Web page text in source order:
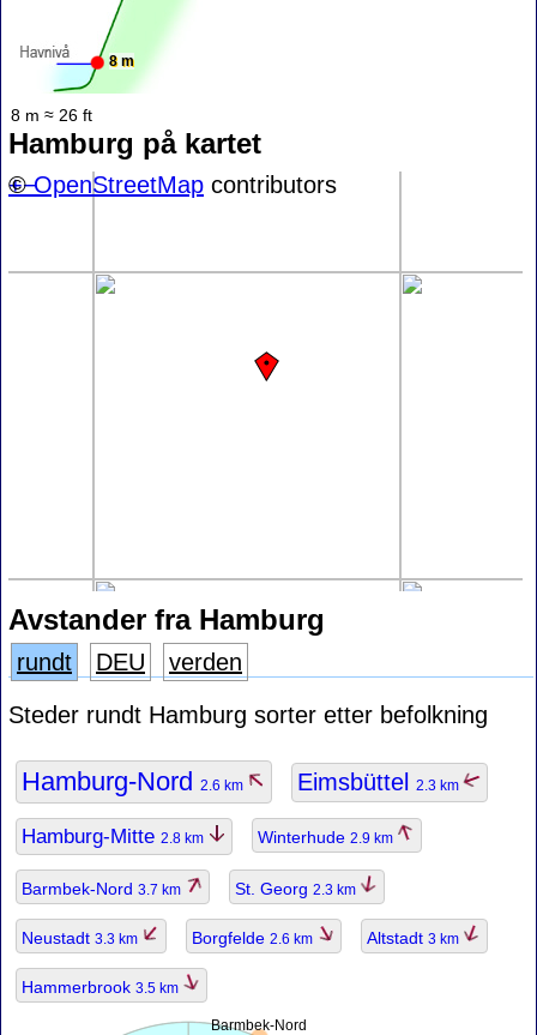
8 m
8 m ≈ 26 ft
Hamburg på kartet
+−
©OpenStreetMap contributors
Avstander fra Hamburg
rundt DEU
verden
Steder rundt Hamburg sorter etter befolkning
Hamburg-Nord 2.6 km Eimsbüttel 2.3 km
Hamburg-Mitte 2.8 km Winterhude 2.9 km
Barmbek-Nord 3.7 km St. Georg 2.3 km
Neustadt 3.3 km Borgfelde 2.6 km Altstadt 3 km
Hammerbrook 3.5 km
Barmbek-Nord